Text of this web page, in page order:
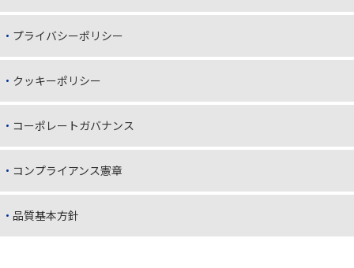
プライバシーポリシー
クッキーポリシー
コーポレートガバナンス
コンプライアンス憲章
品質基本方針